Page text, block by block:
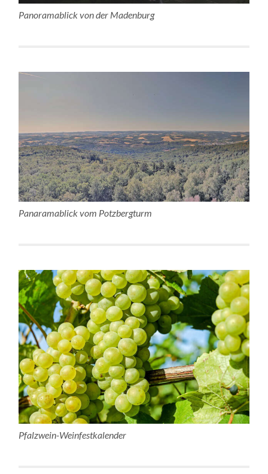
Panoramablick von der Madenburg
Panaramablick vom Potzbergturm
Pfalzwein-Weinfestkalender